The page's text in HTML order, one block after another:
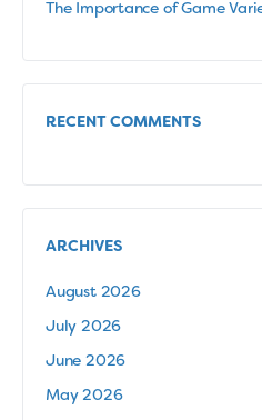
The Importance of Game
RECENT COMMENTS
ARCHIVES
August 2026
July 2026
June 2026
May 2026